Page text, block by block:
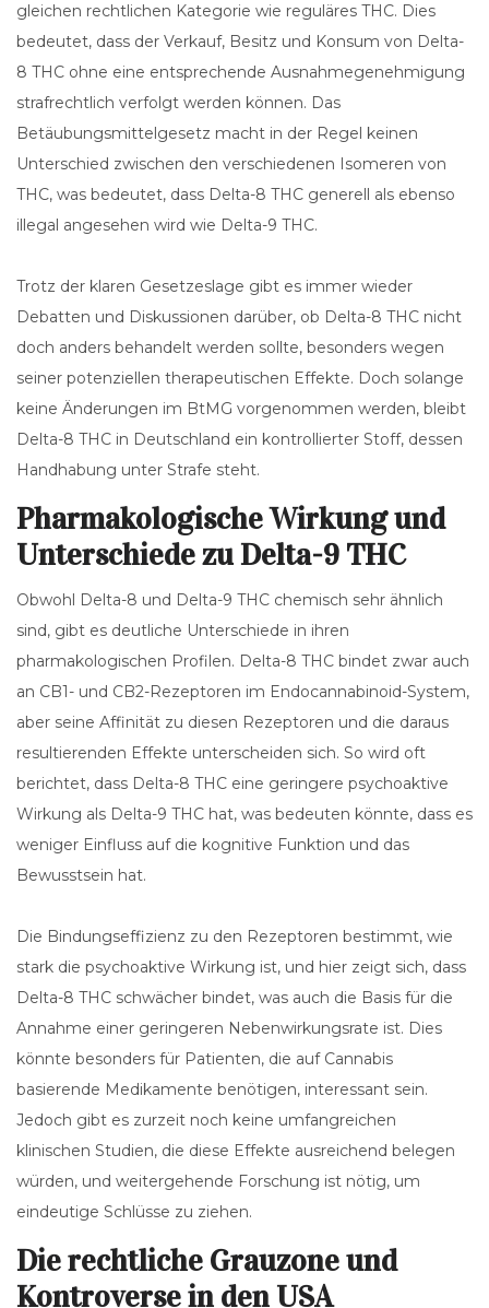
gleichen rechtlichen Kategorie wie reguläres THC. Dies
bedeutet, dass der Verkauf, Besitz und Konsum von Delta-
8 THC ohne eine entsprechende Ausnahmegenehmigung
strafrechtlich verfolgt werden können. Das
Betäubungsmittelgesetz macht in der Regel keinen
Unterschied zwischen den verschiedenen Isomeren von
THC, was bedeutet, dass Delta-8 THC generell als ebenso
illegal angesehen wird wie Delta-9 THC.
Trotz der klaren Gesetzeslage gibt es immer wieder
Debatten und Diskussionen darüber, ob Delta-8 THC nicht
doch anders behandelt werden sollte, besonders wegen
seiner potenziellen therapeutischen Effekte. Doch solange
keine Änderungen im BtMG vorgenommen werden, bleibt
Delta-8 THC in Deutschland ein kontrollierter Stoff, dessen
Handhabung unter Strafe steht.
Pharmakologische Wirkung und
Unterschiede zu Delta-9 THC
Obwohl Delta-8 und Delta-9 THC chemisch sehr ähnlich
sind, gibt es deutliche Unterschiede in ihren
pharmakologischen Profilen. Delta-8 THC bindet zwar auch
an CB1- und CB2-Rezeptoren im Endocannabinoid-System,
aber seine Affinität zu diesen Rezeptoren und die daraus
resultierenden Effekte unterscheiden sich. So wird oft
berichtet, dass Delta-8 THC eine geringere psychoaktive
Wirkung als Delta-9 THC hat, was bedeuten könnte, dass es
weniger Einfluss auf die kognitive Funktion und das
Bewusstsein hat.
Die Bindungseffizienz zu den Rezeptoren bestimmt, wie
stark die psychoaktive Wirkung ist, und hier zeigt sich, dass
Delta-8 THC schwächer bindet, was auch die Basis für die
Annahme einer geringeren Nebenwirkungsrate ist. Dies
könnte besonders für Patienten, die auf Cannabis
basierende Medikamente benötigen, interessant sein.
Jedoch gibt es zurzeit noch keine umfangreichen
klinischen Studien, die diese Effekte ausreichend belegen
würden, und weitergehende Forschung ist nötig, um
eindeutige Schlüsse zu ziehen.
Die rechtliche Grauzone und
Kontroverse in den USA